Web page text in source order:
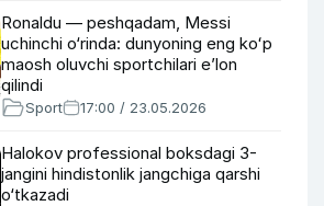
Ronaldu — peshqadam, Messi
uchinchi o‘rinda: dunyoning eng koʻp
maosh oluvchi sportchilari e’lon
qilindi
Sport 17:00 / 23.05.2026
Halokov professional boksdagi 3-
jangini hindistonlik jangchiga qarshi
o‘tkazadi